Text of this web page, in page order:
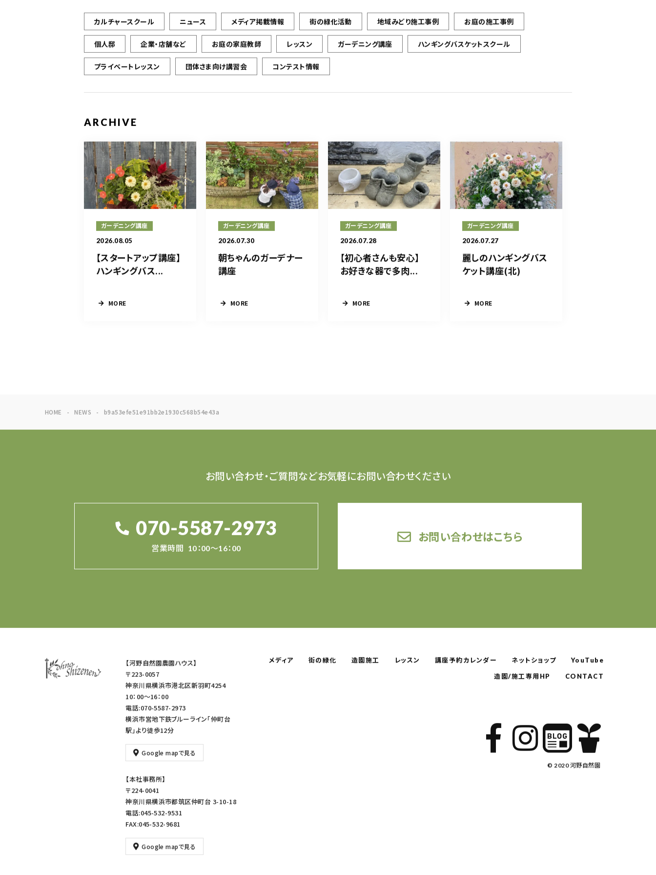
カルチャースクール ニュース メディア掲載情報 街の緑化活動 地域みどり施工事例 お庭の施工事例
個人邸 企業・店舗など お庭の家庭教師 レッスン ガーデニング講座 ハンギングバスケットスクール
プライベートレッスン 団体さま向け講習会 コンテスト情報
ARCHIVE
ガーデニング講座
2026.08.05
【スタートアップ講座】
ハンギングバス...
MORE
ガーデニング講座
2026.07.30
朝ちゃんのガーデナー
講座
MORE
ガーデニング講座
2026.07.28
【初心者さんも安心】
お好きな器で多肉...
MORE
ガーデニング講座
2026.07.27
麗しのハンギングバス
ケット講座(北)
MORE
HOME NEWS b9a53efe51e91bb2e1930c568b54e43a
お問い合わせ・ご質問などお気軽にお問い合わせください
070-5587-2973
営業時間 10：00～16：00
お問い合わせはこちら
【河野自然園農園ハウス】
〒223-0057
神奈川県横浜市港北区新羽町4254
10：00～16：00
電話:070-5587-2973
横浜市営地下鉄ブルーライン「仲町台
駅」より徒歩12分
Google mapで見る
【本社事務所】
〒224-0041
神奈川県横浜市都筑区仲町台 3-10-18
電話:045-532-9531
FAX:045-532-9681
Google mapで見る
メディア 街の緑化 造園施工 レッスン 講座予約カレンダー ネットショップ YouTube
造園/施工専用HP CONTACT
© 2020 河野自然園